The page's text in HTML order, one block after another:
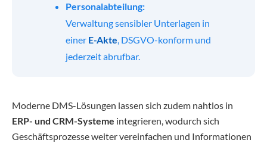
Personalabteilung:
Verwaltung sensibler Unterlagen in
einer E-Akte, DSGVO-konform und
jederzeit abrufbar.
Moderne DMS-Lösungen lassen sich zudem nahtlos in
ERP- und CRM-Systeme integrieren, wodurch sich
Geschäftsprozesse weiter vereinfachen und Informationen